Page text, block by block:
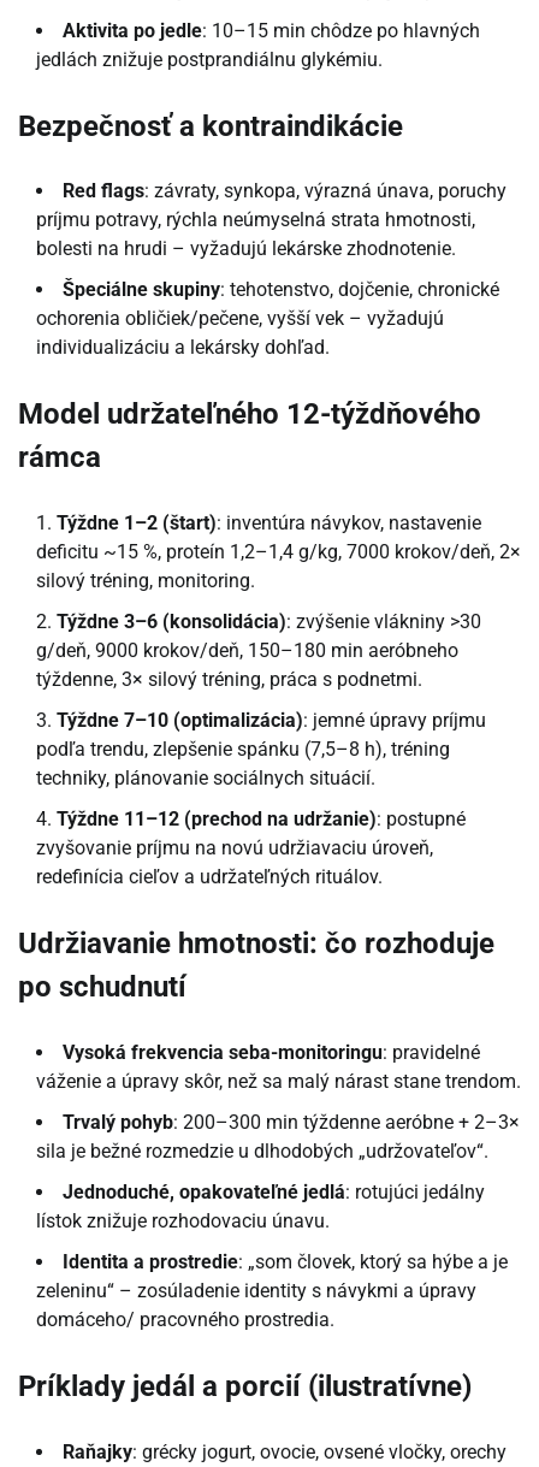
Aktivita po jedle: 10–15 min chôdze po hlavných
jedlách znižuje postprandiálnu glykémiu.
Bezpečnosť a kontraindikácie
Red flags: závraty, synkopa, výrazná únava, poruchy
príjmu potravy, rýchla neúmyselná strata hmotnosti,
bolesti na hrudi – vyžadujú lekárske zhodnotenie.
Špeciálne skupiny: tehotenstvo, dojčenie, chronické
ochorenia obličiek/pečene, vyšší vek – vyžadujú
individualizáciu a lekársky dohľad.
Model udržateľného 12-týždňového
rámca
Týždne 1–2 (štart): inventúra návykov, nastavenie
deficitu ~15 %, proteín 1,2–1,4 g/kg, 7000 krokov/deň, 2×
silový tréning, monitoring.
Týždne 3–6 (konsolidácia): zvýšenie vlákniny >30
g/deň, 9000 krokov/deň, 150–180 min aeróbneho
týždenne, 3× silový tréning, práca s podnetmi.
Týždne 7–10 (optimalizácia): jemné úpravy príjmu
podľa trendu, zlepšenie spánku (7,5–8 h), tréning
techniky, plánovanie sociálnych situácií.
Týždne 11–12 (prechod na udržanie): postupné
zvyšovanie príjmu na novú udržiavaciu úroveň,
redefinícia cieľov a udržateľných rituálov.
Udržiavanie hmotnosti: čo rozhoduje
po schudnutí
Vysoká frekvencia seba-monitoringu: pravidelné
váženie a úpravy skôr, než sa malý nárast stane trendom.
Trvalý pohyb: 200–300 min týždenne aeróbne + 2–3×
sila je bežné rozmedzie u dlhodobých „udržovateľov“.
Jednoduché, opakovateľné jedlá: rotujúci jedálny
lístok znižuje rozhodovaciu únavu.
Identita a prostredie: „som človek, ktorý sa hýbe a je
zeleninu“ – zosúladenie identity s návykmi a úpravy
domáceho/ pracovného prostredia.
Príklady jedál a porcií (ilustratívne)
Raňajky: grécky jogurt, ovocie, ovsené vločky, orechy